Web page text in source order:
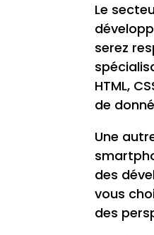
Le
serez
HTML,
de
Une
des
vous
des